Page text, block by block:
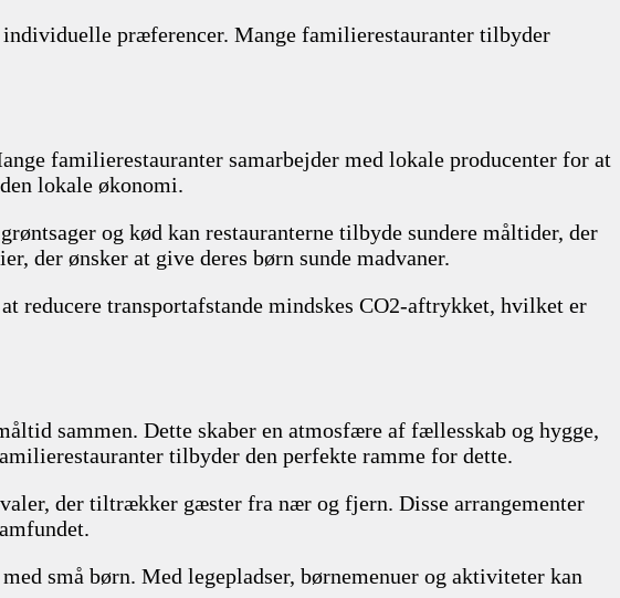
præferencer. Mange familierestauranter tilbyder
familierestauranter samarbejder med lokale producenter for at
lokale økonomi.
og kød kan restauranterne tilbyde sundere måltider, der
ønsker at give deres børn sunde madvaner.
reducere transportafstande mindskes CO2-aftrykket, hvilket er
sammen. Dette skaber en atmosfære af fællesskab og hygge,
tilbyder den perfekte ramme for dette.
der tiltrækker gæster fra nær og fjern. Disse arrangementer
små børn. Med legepladser, børnemenuer og aktiviteter kan